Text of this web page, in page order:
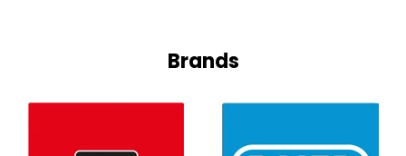
Brands